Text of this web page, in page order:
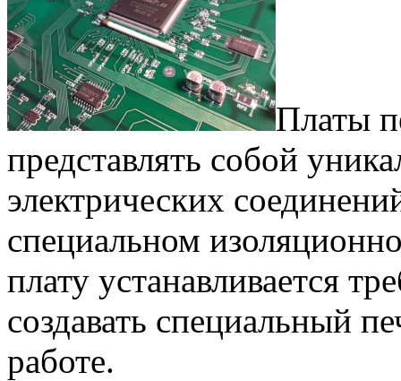
Платы
представлять собой
электрических
специальном
плату устанавливается
создавать специальный
работе.